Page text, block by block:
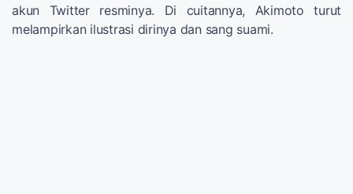
akun Twitter resminya. Di cuitannya, Akimoto turut
melampirkan ilustrasi dirinya dan sang suami.